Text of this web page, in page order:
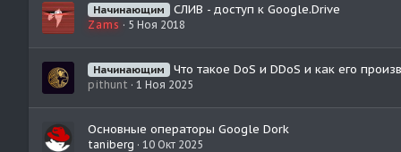
Начинающим СЛИВ - доступ к Google.Drive
Zams 5 Ноя 2018
Начинающим Что такое DoS и DDoS и как его
pithunt 1 Ноя 2025
Основные операторы Google Dork
taniberg 10 Окт 2025